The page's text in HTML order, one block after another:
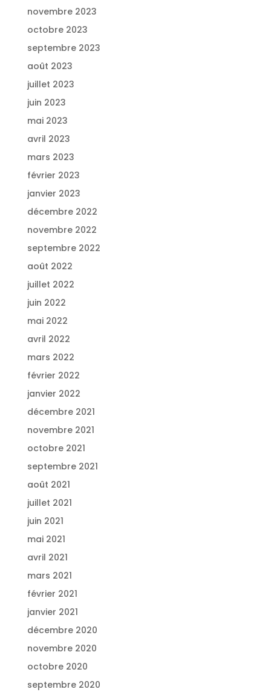
novembre 2023
octobre 2023
septembre 2023
août 2023
juillet 2023
juin 2023
mai 2023
avril 2023
mars 2023
février 2023
janvier 2023
décembre 2022
novembre 2022
septembre 2022
août 2022
juillet 2022
juin 2022
mai 2022
avril 2022
mars 2022
février 2022
janvier 2022
décembre 2021
novembre 2021
octobre 2021
septembre 2021
août 2021
juillet 2021
juin 2021
mai 2021
avril 2021
mars 2021
février 2021
janvier 2021
décembre 2020
novembre 2020
octobre 2020
septembre 2020